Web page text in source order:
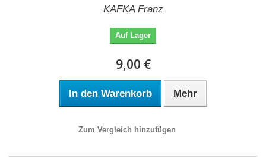
KAFKA Franz
Auf Lager
9,00 €
In den Warenkorb Mehr
Zum Vergleich hinzufügen